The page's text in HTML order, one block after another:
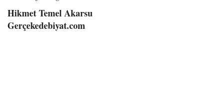
Hikmet Temel Akarsu
Gerçekedebiyat.com